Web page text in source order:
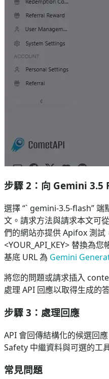
步驟 2：向 Gemini 3.5
選擇 “` gemini-3.5-flash” 端
文。請求方法與請求本文可
們的網站亦提供 Apifox 測試
<YOUR_API_KEY> 替換為
基底 URL 為 Gemini
將您的問題或請求插入
處理 API 回應以取得生成的
步驟 3：處理回應
API 會回傳結構化的候選回
Safety 中繼資料與可選的工
常見問題